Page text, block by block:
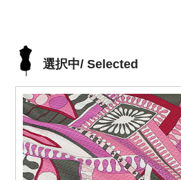
選択中/ Selected